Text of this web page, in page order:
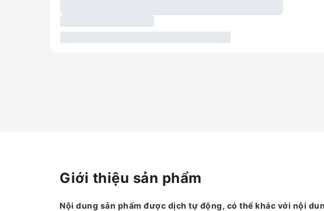
Giới thiệu sản phẩm
Nội dung sản phẩm được dịch tự động, có thể khác với nội